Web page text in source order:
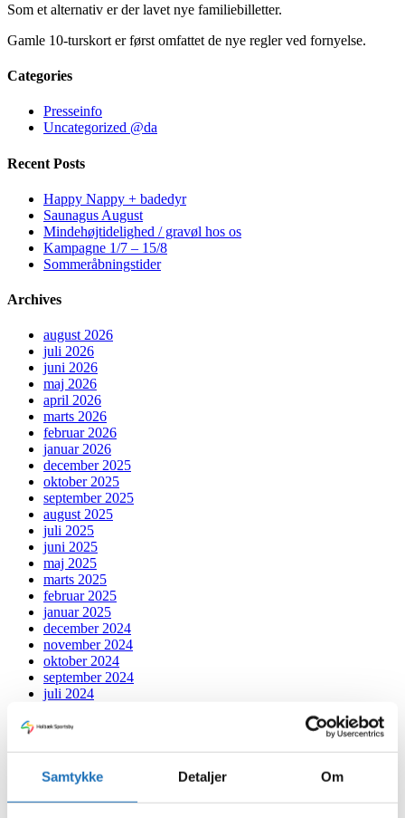
Samtykke Detaljer Om
Som et alternativ er der lavet nye familiebilletter.
Gamle 10-turskort er først omfattet de nye regler ved fornyelse.
Categories
Presseinfo
Uncategorized @da
Recent Posts
Happy Nappy + badedyr
Saunagus August
Mindehøjtidelighed / gravøl hos os
Kampagne 1/7 – 15/8
Sommeråbningstider
Archives
august 2026
juli 2026
juni 2026
maj 2026
april 2026
marts 2026
februar 2026
januar 2026
december 2025
oktober 2025
september 2025
august 2025
juli 2025
juni 2025
maj 2025
marts 2025
februar 2025
januar 2025
december 2024
november 2024
oktober 2024
september 2024
juli 2024
maj 2024
februar 2024
december 2023